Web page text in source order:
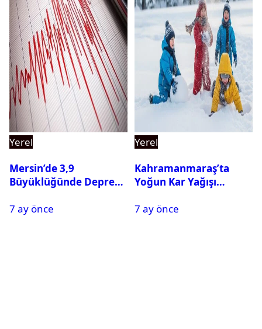
Yerel
Mersin’de 3,9
Büyüklüğünde Deprem
7 ay önce
Yerel
Kahramanmaraş’ta
Yoğun Kar Yağışı
Tatil
7 ay önce